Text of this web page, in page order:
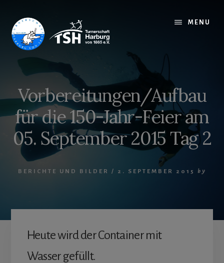
content
MENU
Vorbereitungen/Aufbau
für die 150-Jahr-Feier am
05. September 2015 Tag 2
BERICHTE UND BILDER / 2. SEPTEMBER 2015 by
Heute wird der Container mit
Wasser gefüllt.